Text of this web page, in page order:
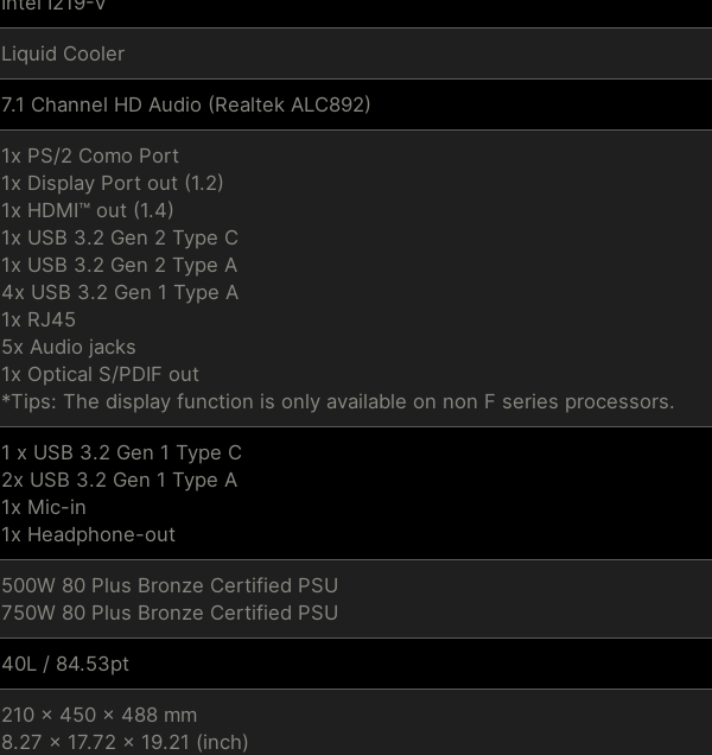
Liquid Cooler
7.1 Channel HD Audio (Realtek ALC892)
1x PS/2 Como Port
1x Display Port out (1.2)
1x HDMI™ out (1.4)
1x USB 3.2 Gen 2 Type C
1x USB 3.2 Gen 2 Type A
4x USB 3.2 Gen 1 Type A
1x RJ45
5x Audio jacks
1x Optical S/PDIF out
*Tips: The display function is only available on non F series processors.
1 x USB 3.2 Gen 1 Type C
2x USB 3.2 Gen 1 Type A
1x Mic-in
1x Headphone-out
500W 80 Plus Bronze Certified PSU
750W 80 Plus Bronze Certified PSU
40L / 84.53pt
210 x 450 x 488 mm
8.27 x 17.72 x 19.21 (inch)